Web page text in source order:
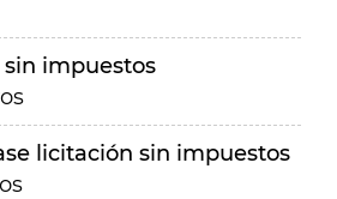
impuestos
licitación sin impuestos